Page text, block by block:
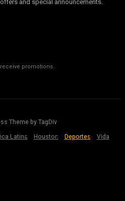
and special announcements.
promotions.
Theme by TagDiv
Latina Houston Deportes Vida